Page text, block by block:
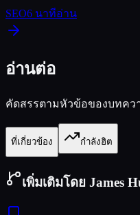
SEO6 นาทีอ่าน
อ่านต่อ
คัดสรรตามหัวข้อของบทคว
ที่เกี่ยวข้อง กำลังฮิต
เพิ่มเติมโดย James